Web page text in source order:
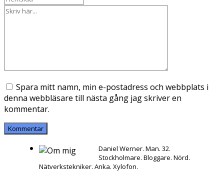
Spara mitt namn, min e-postadress och webbplats i
denna webbläsare till nästa gång jag skriver en
kommentar.
Daniel Werner. Man. 32.
Stockholmare. Bloggare. Nörd.
Nätverkstekniker. Anka. Xylofon.